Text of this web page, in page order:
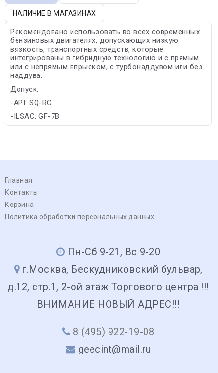
НАЛИЧИЕ В МАГАЗИНАХ
Рекомендовано использовать во всех современных
бензиновых двигателях, допускающих низкую
вязкость, транспортных средств, которые
интегрированы в гибридную технологию и с прямым
или с непрямым впрыском, с турбонаддувом или без
наддува.
Допуск:
-API: SQ-RC
-ILSAC: GF-7B
Главная
Контакты
Корзина
Политика обработки персональных данных
Пн-Сб 9-21, Вс 9-20
г.Москва, Бескудниковский бульвар,
д.12, стр.1, 2-ой этаж Торгового центра !!!
ВНИМАНИЕ НОВЫЙ АДРЕС!!!
8 (495) 922-19-08
geecint@mail.ru